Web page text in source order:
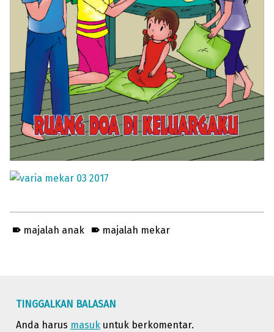
majalah anak majalah mekar
TINGGALKAN BALASAN
Anda harus masukuntuk berkomentar.